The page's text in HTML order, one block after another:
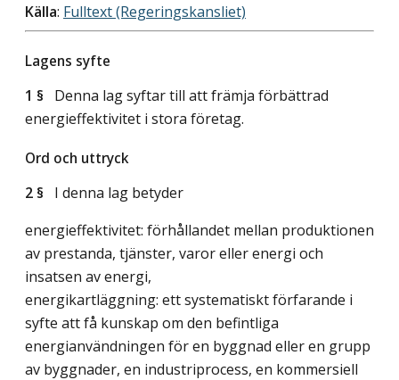
Källa: Fulltext (Regeringskansliet)
Lagens syfte
1 § Denna lag syftar till att främja förbättrad
energieffektivitet i stora företag.
Ord och uttryck
2 § I denna lag betyder
energieffektivitet: förhållandet mellan produktionen
av prestanda, tjänster, varor eller energi och
insatsen av energi,
energikartläggning: ett systematiskt förfarande i
syfte att få kunskap om den befintliga
energianvändningen för en byggnad eller en grupp
av byggnader, en industriprocess, en kommersiell